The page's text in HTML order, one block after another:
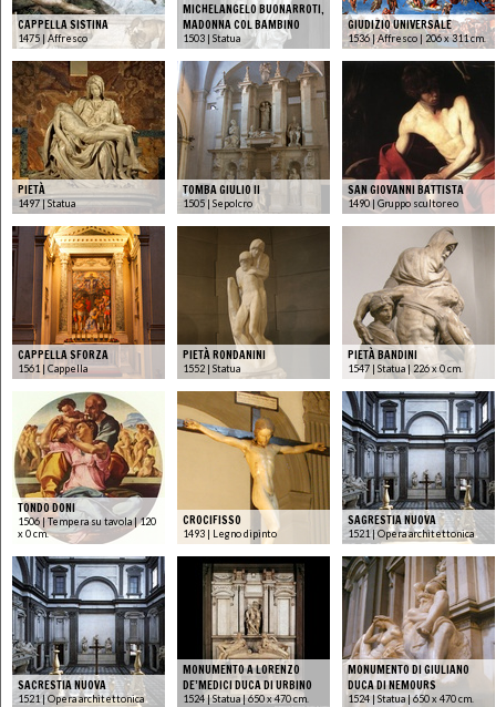
CAPPELLA SISTINA
1475 | Affresco
MICHELANGELO BUONARROTI,
MADONNA COL BAMBINO
1503 | Statua
GIUDIZIO UNIVERSALE
1536 | Affresco | 206 x 311 cm.
PIETÀ
1497 | Statua
TOMBA GIULIO II
1505 | Sepolcro
SAN GIOVANNI BATTISTA
1490 | Gruppo scultoreo
CAPPELLA SFORZA
1561 | Cappella
PIETÀ RONDANINI
1552 | Statua
PIETÀ BANDINI
1547 | Statua | 226 x 0 cm.
TONDO DONI
1506 | Tempera su tavola | 120
x 0 cm.
CROCIFISSO
1493 | Legno dipinto
SAGRESTIA NUOVA
1521 | Opera architettonica
SACRESTIA NUOVA
1521 | Opera architettonica
MONUMENTO A LORENZO
DE’MEDICI DUCA DI URBINO
1524 | Statua | 650 x 470 cm.
MONUMENTO DI GIULIANO
DUCA DI NEMOURS
1524 | Statua | 650 x 470 cm.